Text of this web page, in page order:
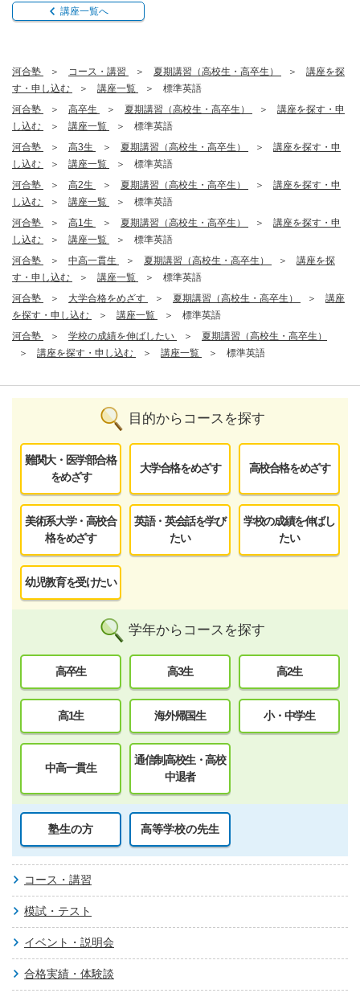
講座一覧へ
河合塾 コース・講習 夏期講習（高校生・高卒生）
講座を探
す・申し込む
講座一覧
標準英語
河合塾
高卒生 夏期講習（高校生・高卒生）
講座を探す・申
し込む
講座一覧
標準英語
河合塾
高3生 夏期講習（高校生・高卒生）
講座を探す・申
し込む
講座一覧
標準英語
河合塾
高2生 夏期講習（高校生・高卒生）
講座を探す・申
し込む
講座一覧
標準英語
河合塾
高1生 夏期講習（高校生・高卒生）
講座を探す・申
し込む
講座一覧
標準英語
河合塾
中高一貫生 夏期講習（高校生・高卒生）
講座を探
す・申し込む
講座一覧
標準英語
河合塾
大学合格をめざす 夏期講習（高校生・高卒生）
講座
を探す・申し込む
講座一覧
標準英語
河合塾
学校の成績を伸ばしたい
夏期講習（高校生・高卒生）
講座を探す・申し込む
講座一覧 標準英語
目的からコースを探す
難関大・医学部合格
をめざす
大学合格をめざす 高校合格をめざす
美術系大学・高校合
格をめざす
英語・英会話を学び
たい
学校の成績を伸ばし
たい
幼児教育を受けたい
学年からコースを探す
高卒生 高3生 高2生
高1生 海外帰国生 小・中学生
中高一貫生
通信制高校生・高校
中退者
塾生の方 高等学校の先生
コース・講習
模試・テスト
イベント・説明会
合格実績・体験談